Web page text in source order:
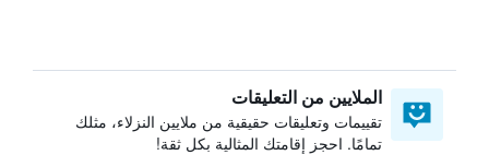
الملايين من التعليقات
تقييمات وتعليقات حقيقية من ملايين النزلاء، مثلك
تمامًا. احجز إقامتك المثالية بكل ثقة!